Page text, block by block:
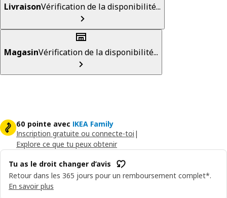
LivraisonVérification de la disponibilité...
MagasinVérification de la disponibilité...
60 pointe avec IKEA Family
Inscription gratuite ou connecte-toi |
Explore ce que tu peux obtenir
Tu as le droit changer d’avis
Retour dans les 365 jours pour un remboursement complet*.
En savoir plus